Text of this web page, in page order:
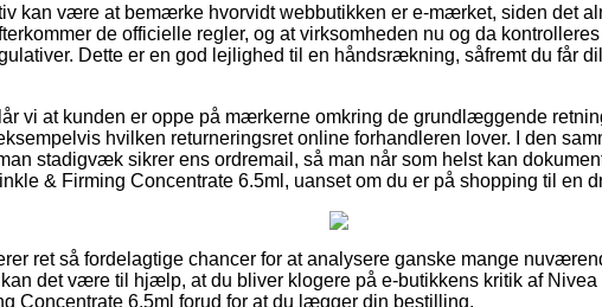
kan være at bemærke hvorvidt webbutikken er e-mærket, siden det
de officielle regler, og at virksomheden nu og da
Dette er en god lejlighed til en håndsrækning, såfremt du får
vi at kunden er oppe på mærkerne omkring de grundlæggende
hvilken returneringsret online forhandleren lover. I den
stadigvæk sikrer ens ordremail, så man når som helst kan
& Firming Concentrate 6.5ml, uanset om du er på shopping til en
ret så fordelagtige chancer for at analysere ganske mange
det være til hjælp, at du bliver klogere på e-butikkens kritik af
Concentrate 6.5ml forud for at du lægger din bestilling.